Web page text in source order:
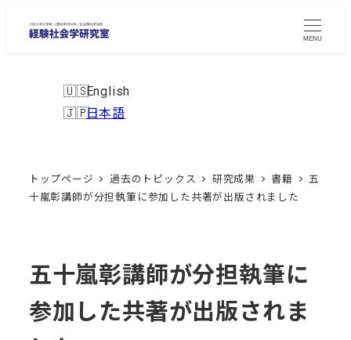
MENU
English
日本語
トップページ 過去のトピックス 研究成果 書籍
五
十嵐彰講師が分担執筆に参加した共著が出版されました
五十嵐彰講師が分担執筆に
参加した共著が出版されま